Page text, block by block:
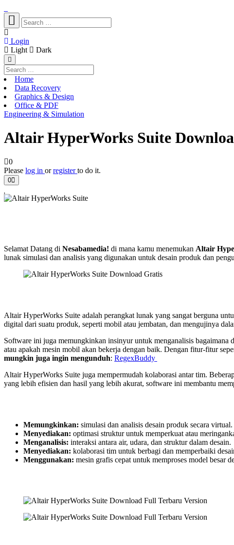
Login
Light
Dark
Home
Data Recovery
Graphics & Design
Office & PDF
Engineering & Simulation
Altair HyperWorks Suite
0
Please log in orregisterto do it.
0
Selamat Datang di Nesabamedia! di mana kamu menemukan Altair
lunak simulasi dan analisis yang digunakan untuk desain produk dan
Altair HyperWorks Suite adalah perangkat lunak yang sangat berguna
digital dari suatu produk, seperti mobil atau jembatan, dan mengujinya
Software ini juga memungkinkan insinyur untuk menganalisis bagaimana
atau apakah mesin mobil akan bekerja dengan baik. Dengan fitur-fitur
mungkin juga ingin mengunduh: RegexBuddy
Altair HyperWorks Suite juga mempermudah kolaborasi antar tim.
yang lebih efisien dan hasil yang lebih akurat, software ini membantu
Memungkinkan: simulasi dan analisis desain produk secara virtual.
Menyediakan: optimasi struktur untuk memperkuat atau
Menganalisis: interaksi antara air, udara, dan struktur dalam desain.
Menyediakan: kolaborasi tim untuk berbagi dan memperbaiki
Menggunakan: mesin grafis cepat untuk memproses model besar